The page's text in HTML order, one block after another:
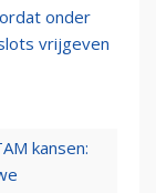
onder
vrijgeven
kansen: